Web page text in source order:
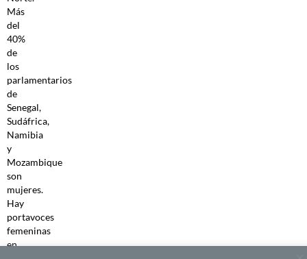
Más
del
40%
de
los
parlamentarios
de
Senegal,
Sudáfrica,
Namibia
y
Mozambique
son
mujeres.
Hay
portavoces
femeninas
en